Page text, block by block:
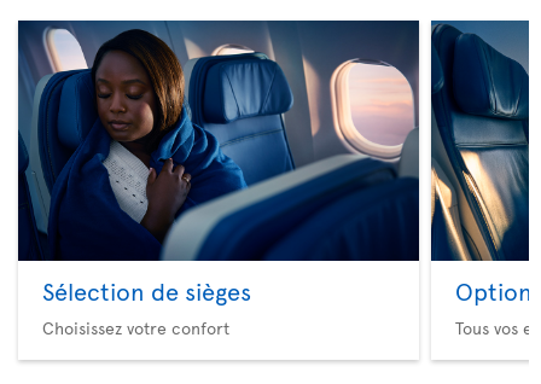
Sélection de sièges
Choisissez votre confort
Option
Tous vos